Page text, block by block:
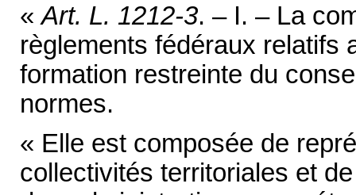
«Art. L. 1212-3. – I. – La
règlements fédéraux relatifs
formation restreinte du
normes.
« Elle est composée de
collectivités territoriales et